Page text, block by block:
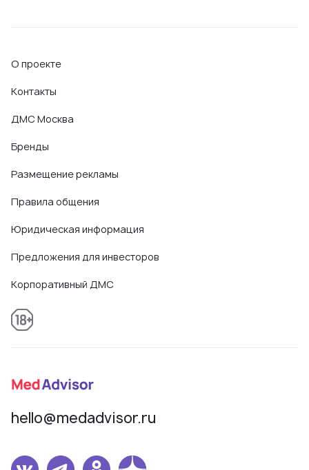
О проекте
Контакты
ДМС Москва
Бренды
Размещение рекламы
Правила общения
Юридическая информация
Предложения для инвесторов
Корпоративный ДМС
hello@medadvisor.ru